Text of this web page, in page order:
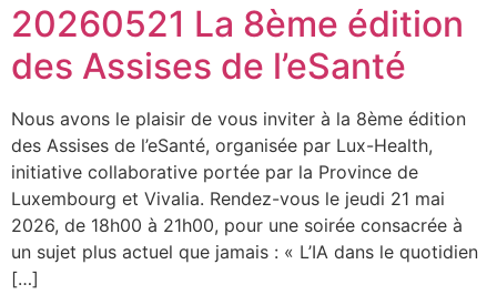
20260521 La 8ème édition
des Assises de l’eSanté
Nous avons le plaisir de vous inviter à la 8ème édition
des Assises de l’eSanté, organisée par Lux-Health,
initiative collaborative portée par la Province de
Luxembourg et Vivalia. Rendez-vous le jeudi 21 mai
2026, de 18h00 à 21h00, pour une soirée consacrée à
un sujet plus actuel que jamais : « L’IA dans le quotidien
[…]